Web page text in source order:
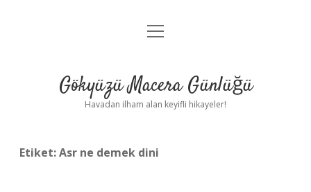
Anasayfa
Yasal Uyarı
menüyü
Gökyüzü Macera Günlüğü
Havadan ilham alan keyifli hikayeler!
Etiket:Asr ne demek dini